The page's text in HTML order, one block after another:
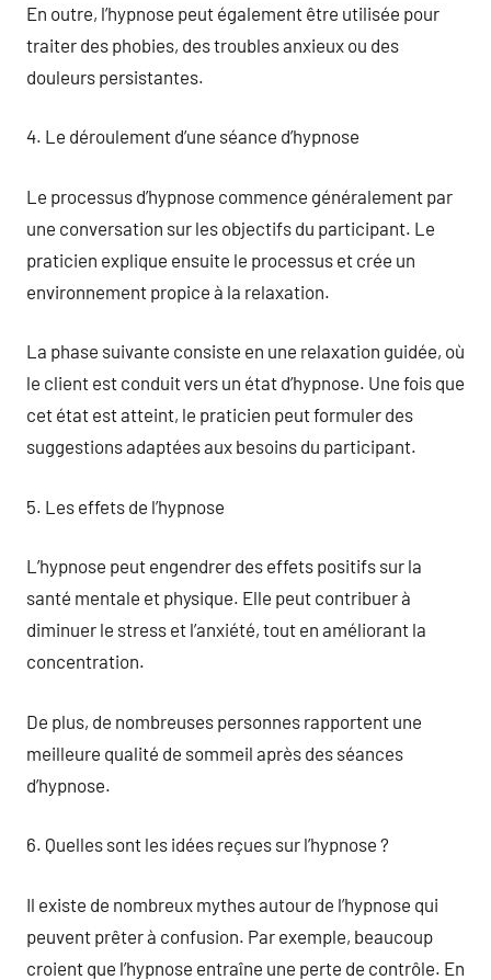
En outre, l’hypnose peut également être utilisée pour
traiter des phobies, des troubles anxieux ou des
douleurs persistantes.
4. Le déroulement d’une séance d’hypnose
Le processus d’hypnose commence généralement par
une conversation sur les objectifs du participant. Le
praticien explique ensuite le processus et crée un
environnement propice à la relaxation.
La phase suivante consiste en une relaxation guidée, où
le client est conduit vers un état d’hypnose. Une fois que
cet état est atteint, le praticien peut formuler des
suggestions adaptées aux besoins du participant.
5. Les effets de l’hypnose
L’hypnose peut engendrer des effets positifs sur la
santé mentale et physique. Elle peut contribuer à
diminuer le stress et l’anxiété, tout en améliorant la
concentration.
De plus, de nombreuses personnes rapportent une
meilleure qualité de sommeil après des séances
d’hypnose.
6. Quelles sont les idées reçues sur l’hypnose ?
Il existe de nombreux mythes autour de l’hypnose qui
peuvent prêter à confusion. Par exemple, beaucoup
croient que l’hypnose entraîne une perte de contrôle. En